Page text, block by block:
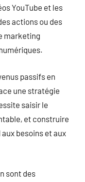
YouTube et les
actions ou des
marketing
passifs en
une stratégie
saisir le
et construire
besoins et aux
sont des